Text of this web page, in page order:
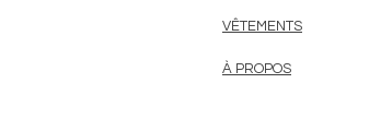
VÊTEMENTS
À PROPOS